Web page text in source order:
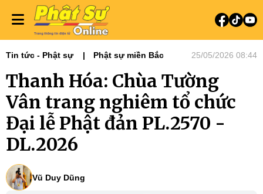
Tin tức - Phật sự Phật sự miền Bắc 25/05/2026 08:44
Thanh Hóa: Chùa Tường
Vân trang nghiêm tổ chức
Đại lễ Phật đản PL.2570 -
DL.2026
Vũ Duy Dũng